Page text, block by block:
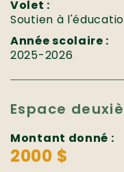
Volet :
Soutien à
Année scolaire :
2025-2026
Espace
Montant donné :
2000 $